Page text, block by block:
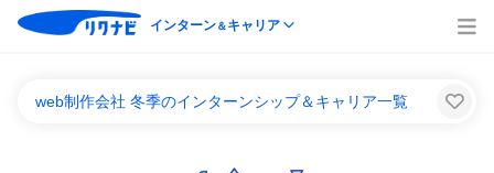
インターン＆キャリア
web制作会社 冬季のインターンシップ＆キャリア一覧